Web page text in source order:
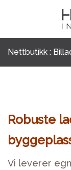
content
Nettbutikk :
Robuste
Vi leverer
Hoved/
Brakke og
Maskinlader
Billader